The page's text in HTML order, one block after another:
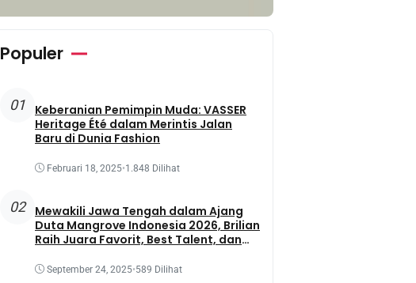
Populer
01
Keberanian Pemimpin Muda: VASSER
Heritage Été dalam Merintis Jalan
Baru di Dunia Fashion
Februari 18, 2025•1.848 Dilihat
02
Mewakili Jawa Tengah dalam Ajang
Duta Mangrove Indonesia 2026, Brilian
Raih Juara Favorit, Best Talent, dan
September 24, 2025•589 Dilihat